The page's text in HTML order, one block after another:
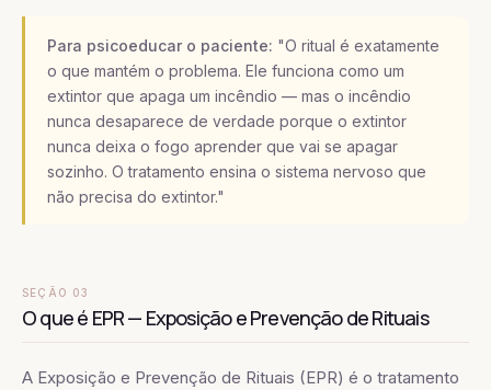
Para psicoeducar o paciente: "O ritual é exatamente
o que mantém o problema. Ele funciona como um
extintor que apaga um incêndio — mas o incêndio
nunca desaparece de verdade porque o extintor
nunca deixa o fogo aprender que vai se apagar
sozinho. O tratamento ensina o sistema nervoso que
não precisa do extintor."
SEÇÃO 03
O que é EPR — Exposição e Prevenção de Rituais
A Exposição e Prevenção de Rituais (EPR) é o tratamento